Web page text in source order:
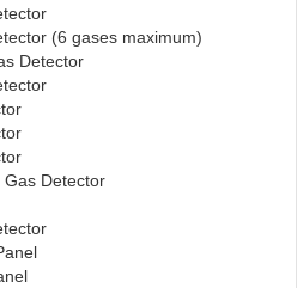
(6 gases maximum)
Detector
Detector